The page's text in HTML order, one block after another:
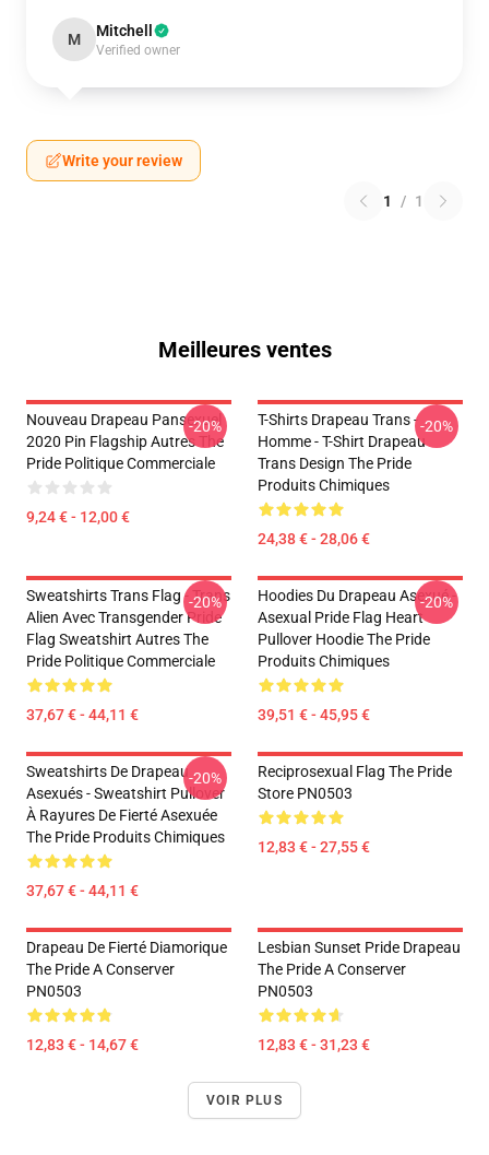
M Mitchell
Verified owner
Write your review
1 / 1
Meilleures ventes
Nouveau Drapeau Pansexuel
2020 Pin Flagship Autres The
Pride Politique Commerciale
9,24 € - 12,00 €
-20%
T-Shirts Drapeau Trans -
Homme - T-Shirt Drapeau
Trans Design The Pride
Produits Chimiques
24,38 € - 28,06 €
-20%
Sweatshirts Trans Flag - Trans
Alien Avec Transgender Pride
Flag Sweatshirt Autres The
Pride Politique Commerciale
37,67 € - 44,11 €
-20%
Hoodies Du Drapeau Asexué -
Asexual Pride Flag Heart
Pullover Hoodie The Pride
Produits Chimiques
39,51 € - 45,95 €
-20%
Sweatshirts De Drapeau
Asexués - Sweatshirt Pullover
À Rayures De Fierté Asexuée
The Pride Produits Chimiques
37,67 € - 44,11 €
-20%
Reciprosexual Flag The Pride
Store PN0503
12,83 € - 27,55 €
Drapeau De Fierté Diamorique
The Pride A Conserver
PN0503
12,83 € - 14,67 €
Lesbian Sunset Pride Drapeau
The Pride A Conserver
PN0503
12,83 € - 31,23 €
VOIR PLUS